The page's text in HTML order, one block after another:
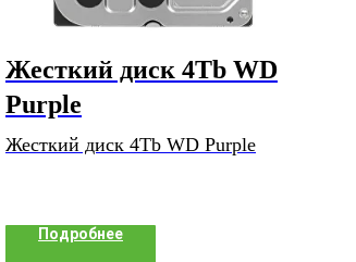
Жесткий диск 4Tb WD
Purple
Жесткий диск 4Tb WD Purple
Подробнее